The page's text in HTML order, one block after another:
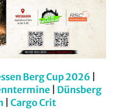
Berg Cup 2026
Dünsberg
Cargo Crit